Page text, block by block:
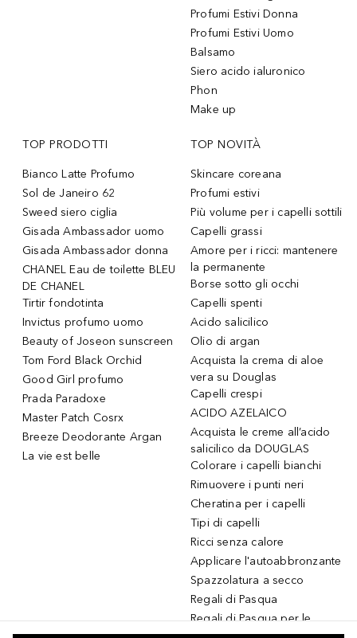
Profumi Estivi Donna
Profumi Estivi Uomo
Balsamo
Siero acido ialuronico
Phon
Make up
TOP PRODOTTI
Bianco Latte Profumo
Sol de Janeiro 62
Sweed siero ciglia
Gisada Ambassador uomo
Gisada Ambassador donna
CHANEL Eau de toilette BLEU
DE CHANEL
Tirtir fondotinta
Invictus profumo uomo
Beauty of Joseon sunscreen
Tom Ford Black Orchid
Good Girl profumo
Prada Paradoxe
Master Patch Cosrx
Breeze Deodorante Argan
La vie est belle
TOP NOVITÀ
Skincare coreana
Profumi estivi
Più volume per i capelli sottili
Capelli grassi
Amore per i ricci: mantenere
la permanente
Borse sotto gli occhi
Capelli spenti
Acido salicilico
Olio di argan
Acquista la crema di aloe
vera su Douglas
Capelli crespi
ACIDO AZELAICO
Acquista le creme all’acido
salicilico da DOUGLAS
Colorare i capelli bianchi
Rimuovere i punti neri
Cheratina per i capelli
Tipi di capelli
Ricci senza calore
Applicare l'autoabbronzante
Spazzolatura a secco
Regali di Pasqua
Regali di Pasqua per le
donne